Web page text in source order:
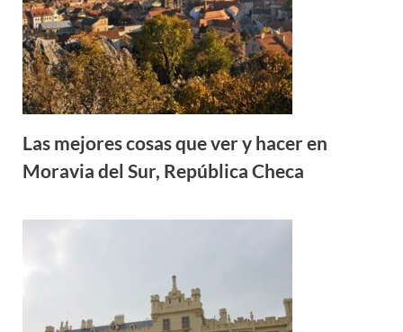
Las mejores cosas que ver y hacer en
Moravia del Sur, República Checa